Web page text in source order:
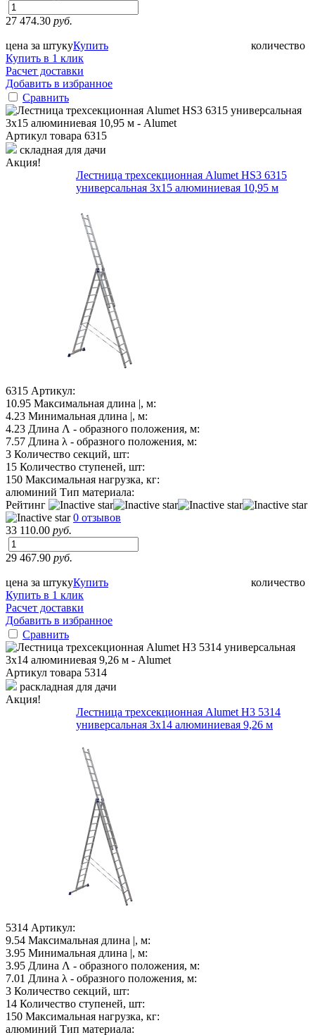
27 474.30 руб.
цена за штуку количество
Купить
Купить в 1 клик
Расчет доставки
Добавить в избранное
Сравнить
Артикул товара 6315
складная для дачи
Акция!
Лестница трехсекционная Alumet HS3 6315
универсальная 3х15 алюминиевая 10,95 м
6315 Артикул:
10.95 Максимальная длина |, м:
4.23 Минимальная длина |, м:
4.23 Длина Λ - образного положения, м:
7.57 Длина λ - образного положения, м:
3 Количество секций, шт:
15 Количество ступеней, шт:
150 Максимальная нагрузка, кг:
алюминий Тип материала:
Рейтинг
0 отзывов
33 110.00 руб.
29 467.90 руб.
цена за штуку количество
Купить
Купить в 1 клик
Расчет доставки
Добавить в избранное
Сравнить
Артикул товара 5314
раскладная для дачи
Акция!
Лестница трехсекционная Alumet H3 5314
универсальная 3х14 алюминиевая 9,26 м
5314 Артикул:
9.54 Максимальная длина |, м:
3.95 Минимальная длина |, м:
3.95 Длина Λ - образного положения, м:
7.01 Длина λ - образного положения, м:
3 Количество секций, шт:
14 Количество ступеней, шт:
150 Максимальная нагрузка, кг:
алюминий Тип материала: